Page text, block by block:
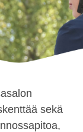
sekä